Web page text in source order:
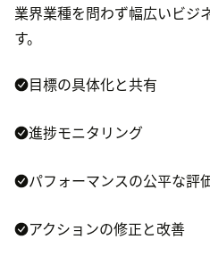
業界業種を問わず幅広いビジ
す。
目標の具体化と共有
進捗モニタリング
パフォーマンスの公平な評
アクションの修正と改善